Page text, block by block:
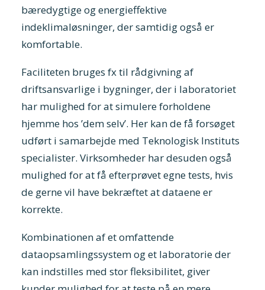
bæredygtige og energieffektive
indeklimaløsninger, der samtidig også er
komfortable.
Faciliteten bruges fx til rådgivning af
driftsansvarlige i bygninger, der i laboratoriet
har mulighed for at simulere forholdene
hjemme hos ’dem selv’. Her kan de få forsøget
udført i samarbejde med Teknologisk Instituts
specialister. Virksomheder har desuden også
mulighed for at få efterprøvet egne tests, hvis
de gerne vil have bekræftet at dataene er
korrekte.
Kombinationen af et omfattende
dataopsamlingssystem og et laboratorie der
kan indstilles med stor fleksibilitet, giver